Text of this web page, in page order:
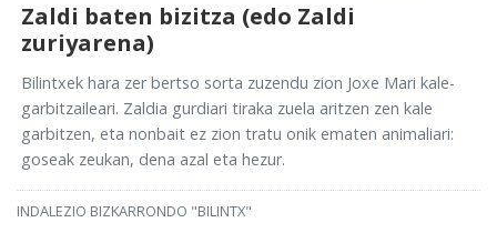
Zaldi baten bizitza (edo Zaldi
zuriyarena)
Bilintxek hara zer bertso sorta zuzendu zion Joxe Mari kale-
garbitzaileari. Zaldia gurdiari tiraka zuela aritzen zen kale
garbitzen, eta nonbait ez zion tratu onik ematen animaliari:
goseak zeukan, dena azal eta hezur.
INDALEZIO BIZKARRONDO "BILINTX"